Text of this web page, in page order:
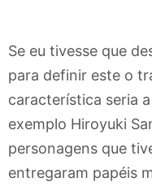
Se eu tivesse que
para definir este o
característica seria
exemplo Hiroyuki
personagens que
entregaram papéis